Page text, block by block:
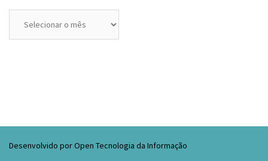
Anteriores
Desenvolvido por Open Tecnologia da Informação